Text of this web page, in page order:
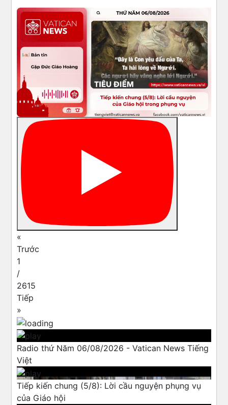
«
Trước
1
/
2615
Tiếp
»
Radio thứ Năm 06/08/2026 - Vatican News Tiếng
Việt
Tiếp kiến chung (5/8): Lời cầu nguyện phụng vụ
của Giáo hội